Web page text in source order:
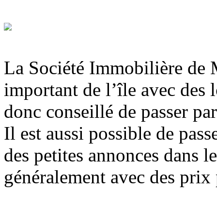
La Société Immobilière de
important de l’île avec des
donc conseillé de passer
Il est aussi possible de
des petites annonces dans
généralement avec des